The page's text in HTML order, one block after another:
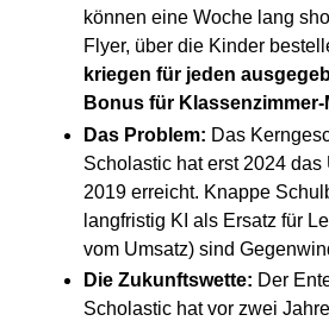
können eine Woche lang
Flyer, über die Kinder
kriegen für jeden
Bonus für Klassenzimmer-
Das Problem: Das
Scholastic hat erst 2024 das
2019 erreicht. Knappe
langfristig KI als Ersatz für
vom Umsatz) sind
Die Zukunftswette: Der
Scholastic hat vor zwei